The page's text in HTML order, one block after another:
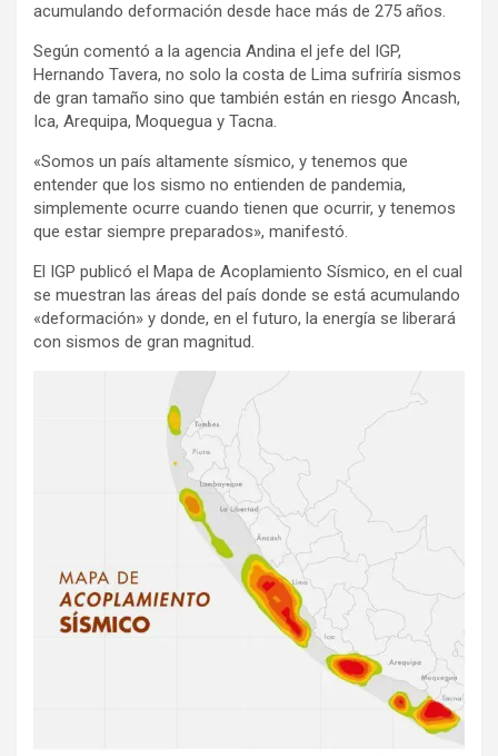
acumulando deformación desde hace más de 275 años.
Según comentó a la agencia Andina el jefe del IGP,
Hernando Tavera, no solo la costa de Lima sufriría sismos
de gran tamaño sino que también están en riesgo Ancash,
Ica, Arequipa, Moquegua y Tacna.
«Somos un país altamente sísmico, y tenemos que
entender que los sismo no entienden de pandemia,
simplemente ocurre cuando tienen que ocurrir, y tenemos
que estar siempre preparados», manifestó.
El IGP publicó el Mapa de Acoplamiento Sísmico, en el cual
se muestran las áreas del país donde se está acumulando
«deformación» y donde, en el futuro, la energía se liberará
con sismos de gran magnitud.